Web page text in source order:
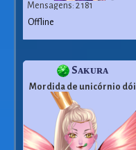
Mensagens: 2 181
Offline
Sᴀᴋᴜʀᴀ
Mordida de unicórnio dói